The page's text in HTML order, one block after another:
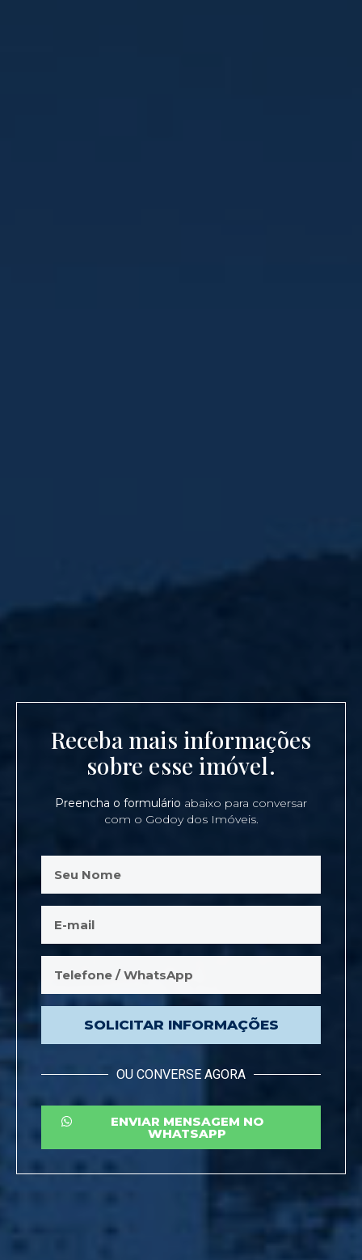
Receba mais informações
sobre esse imóvel.
Preencha o formulário abaixo para conversar
com o Godoy dos Imóveis.
SOLICITAR INFORMAÇÕES
OU CONVERSE AGORA
ENVIAR MENSAGEM NO
WHATSAPP